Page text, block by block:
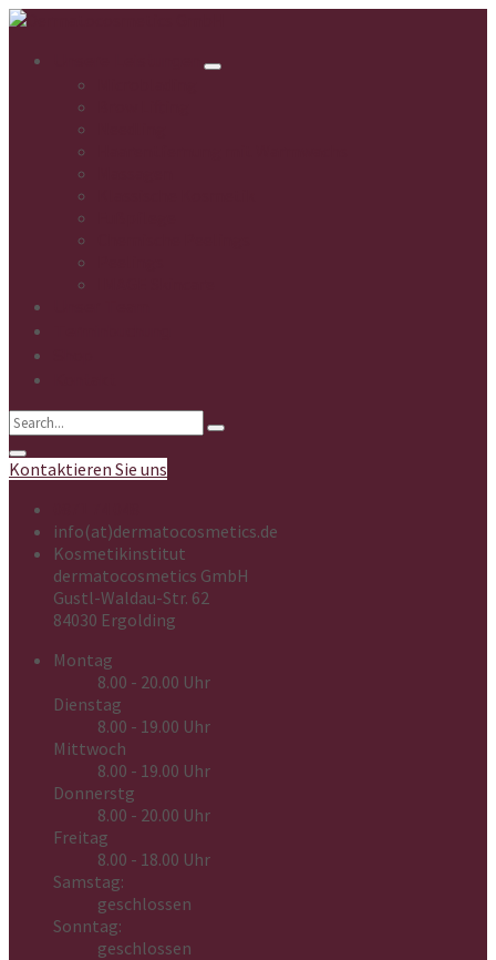
Kontaktieren Sie uns
info(at)dermatocosmetics.de
Kosmetikinstitut
dermatocosmetics GmbH
Gustl-Waldau-Str. 62
84030 Ergolding
Montag
8.00 - 20.00 Uhr
Dienstag
8.00 - 19.00 Uhr
Mittwoch
8.00 - 19.00 Uhr
Donnerstg
8.00 - 20.00 Uhr
Freitag
8.00 - 18.00 Uhr
Samstag:
geschlossen
Sonntag:
geschlossen